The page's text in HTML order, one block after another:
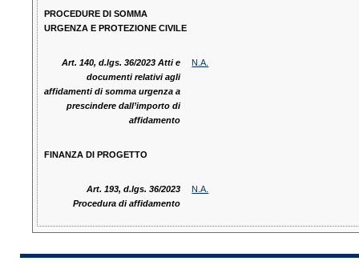
PROCEDURE DI SOMMA
URGENZA E PROTEZIONE CIVILE
Art. 140, d.lgs. 36/2023 Atti e
documenti relativi agli
affidamenti di somma urgenza a
prescindere dall’importo di
affidamento
N.A.
FINANZA DI PROGETTO
Art. 193, d.lgs. 36/2023
Procedura di affidamento
N.A.